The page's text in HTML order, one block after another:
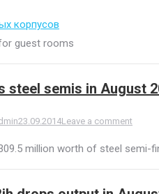
корпусов
guest rooms
steel semis in August
23.09.2014Leave a comment
million worth of steel